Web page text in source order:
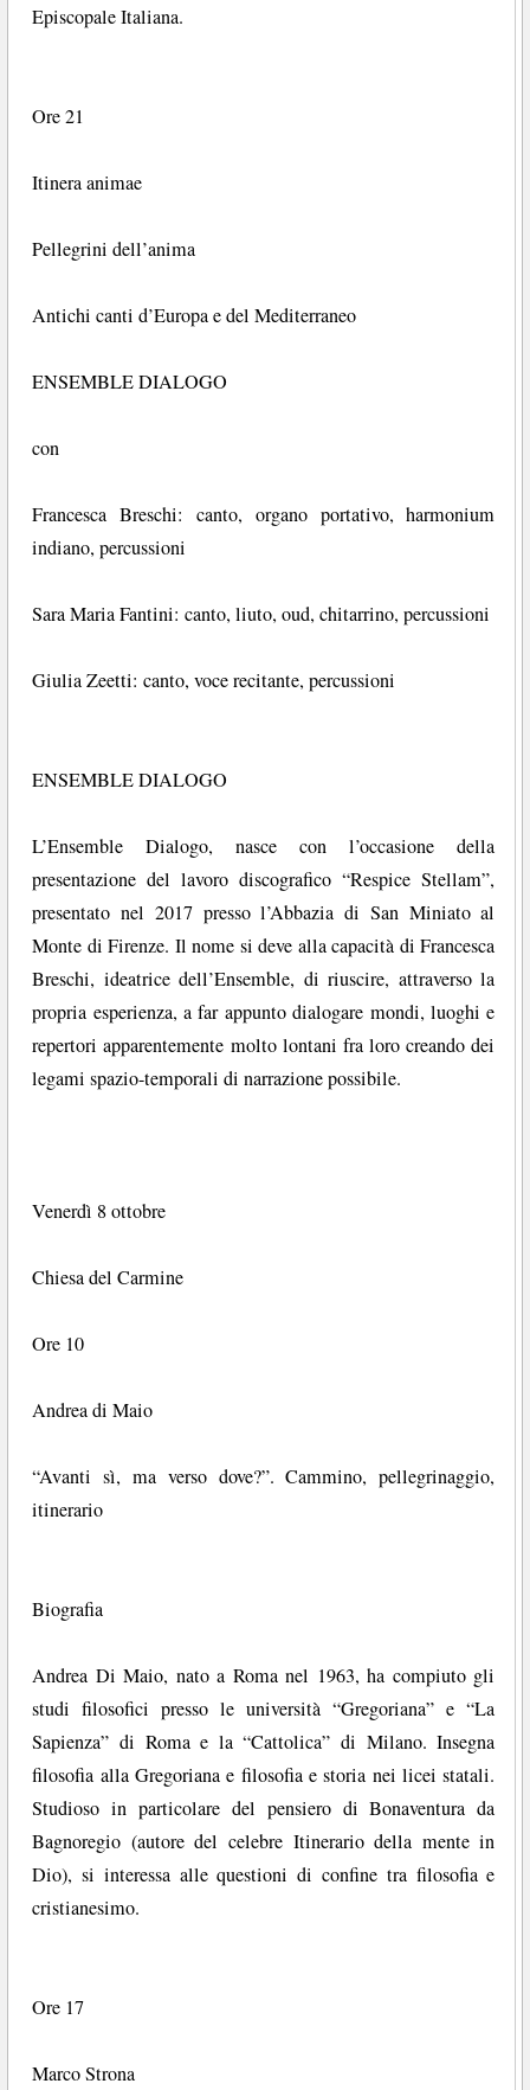
Episcopale Italiana.
Ore 21
Itinera animae
Pellegrini dell’anima
Antichi canti d’Europa e del Mediterraneo
ENSEMBLE DIALOGO
con
Francesca Breschi: canto, organo portativo, harmonium
indiano, percussioni
Sara Maria Fantini: canto, liuto, oud, chitarrino, percussioni
Giulia Zeetti: canto, voce recitante, percussioni
ENSEMBLE DIALOGO
L’Ensemble Dialogo, nasce con l’occasione della
presentazione del lavoro discografico “Respice Stellam”,
presentato nel 2017 presso l’Abbazia di San Miniato al
Monte di Firenze. Il nome si deve alla capacità di Francesca
Breschi, ideatrice dell’Ensemble, di riuscire, attraverso la
propria esperienza, a far appunto dialogare mondi, luoghi e
repertori apparentemente molto lontani fra loro creando dei
legami spazio-temporali di narrazione possibile.
Venerdì 8 ottobre
Chiesa del Carmine
Ore 10
Andrea di Maio
“Avanti sì, ma verso dove?”. Cammino, pellegrinaggio,
itinerario
Biografia
Andrea Di Maio, nato a Roma nel 1963, ha compiuto gli
studi filosofici presso le università “Gregoriana” e “La
Sapienza” di Roma e la “Cattolica” di Milano. Insegna
filosofia alla Gregoriana e filosofia e storia nei licei statali.
Studioso in particolare del pensiero di Bonaventura da
Bagnoregio (autore del celebre Itinerario della mente in
Dio), si interessa alle questioni di confine tra filosofia e
cristianesimo.
Ore 17
Marco Strona